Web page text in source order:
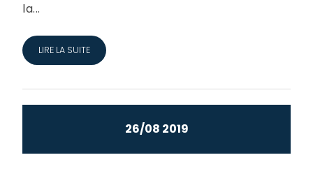
la...
LIRE LA SUITE
26/08 2019